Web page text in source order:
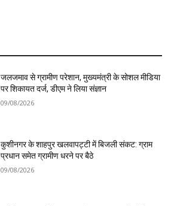
जलजमाव से ग्रामीण परेशान, मुख्यमंत्री के सोशल मीडिया
पर शिकायत दर्ज, डीएम ने लिया संज्ञान
09/08/2026
कुशीनगर के शाहपुर खलवापट्टी में बिजली संकट: ग्राम
प्रधान समेत ग्रामीण धरने पर बैठे
09/08/2026